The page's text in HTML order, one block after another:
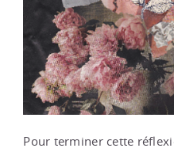
Pour terminer cette